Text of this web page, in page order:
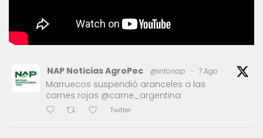
NAP Noticias AgroPec @infonap · 7 Ago
Marruecos suspendió aranceles a las
carnes rojas @carne_argentina
Twitter